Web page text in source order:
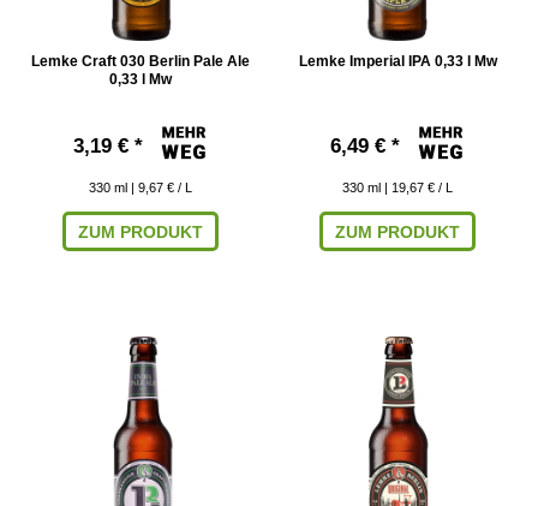
Lemke Craft 030 Berlin Pale Ale
0,33 l Mw
3,19 € *
330 ml | 9,67 € / L
ZUM PRODUKT
Lemke Imperial IPA 0,33 l Mw
6,49 € *
330 ml | 19,67 € / L
ZUM PRODUKT